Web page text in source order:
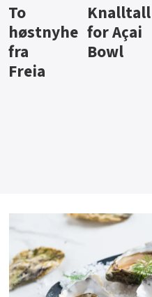
Knalltall
for Açai
Bowl
Aass vil
bli
førstevalg